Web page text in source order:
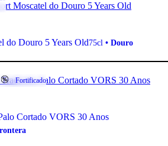
do Douro 5 Years Old75cl • Douro
Fortificado
Cortado VORS 30 Anos